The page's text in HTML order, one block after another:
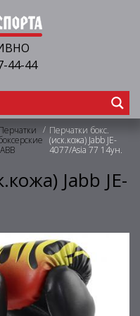
44-44
/ Перчатки бокс.
(иск.кожа) Jabb JE-
4077/Asia 77 14ун.
Jabb JE-